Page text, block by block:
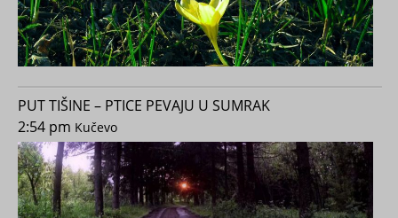
PUT TIŠINE – PTICE PEVAJU U SUMRAK
2:54 pm Kučevo